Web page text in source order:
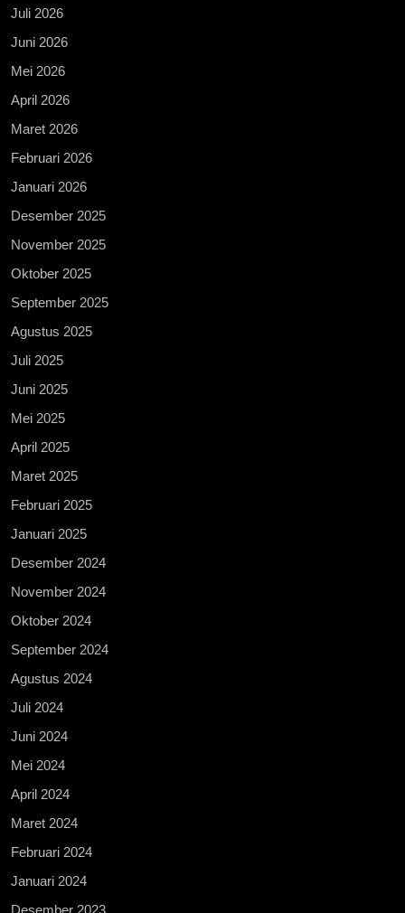
Juli 2026
Juni 2026
Mei 2026
April 2026
Maret 2026
Februari 2026
Januari 2026
Desember 2025
November 2025
Oktober 2025
September 2025
Agustus 2025
Juli 2025
Juni 2025
Mei 2025
April 2025
Maret 2025
Februari 2025
Januari 2025
Desember 2024
November 2024
Oktober 2024
September 2024
Agustus 2024
Juli 2024
Juni 2024
Mei 2024
April 2024
Maret 2024
Februari 2024
Januari 2024
Desember 2023